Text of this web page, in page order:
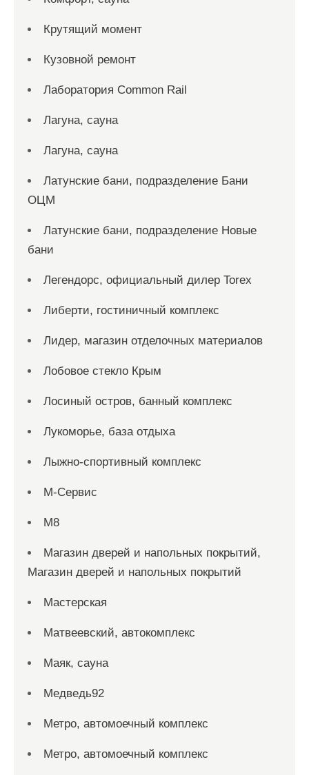
Крутящий момент
Кузовной ремонт
Лаборатория Common Rail
Лагуна, сауна
Лагуна, сауна
Латунские бани, подразделение Бани
ОЦМ
Латунские бани, подразделение Новые
бани
Легендорс, официальный дилер Torex
Либерти, гостиничный комплекс
Лидер, магазин отделочных материалов
Лобовое стекло Крым
Лосиный остров, банный комплекс
Лукоморье, база отдыха
Лыжно-спортивный комплекс
М-Сервис
М8
Магазин дверей и напольных покрытий,
Магазин дверей и напольных покрытий
Мастерская
Матвеевский, автокомплекс
Маяк, сауна
Медведь92
Метро, автомоечный комплекс
Метро, автомоечный комплекс